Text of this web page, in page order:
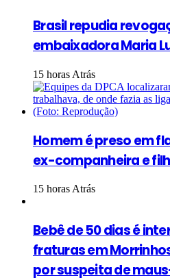
Brasil repudia
embaixadora Maria
15 horas Atrás
Homem é preso em
ex-companheira e
15 horas Atrás
Bebê de 50 dias é
fraturas em
por suspeita de